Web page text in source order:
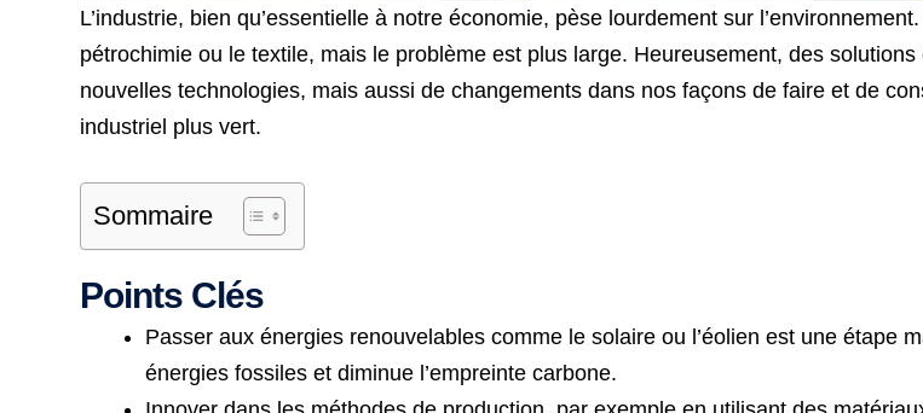
L’industrie, bien qu’essentielle à notre économie, pèse lourdement sur
pétrochimie ou le textile, mais le problème est plus large. Heureusement, des
nouvelles technologies, mais aussi de changements dans nos façons de faire et de
industriel plus vert.
Sommaire
Points Clés
Passer aux énergies renouvelables comme le solaire ou l’éolien est une étape
énergies fossiles et diminue l’empreinte carbone.